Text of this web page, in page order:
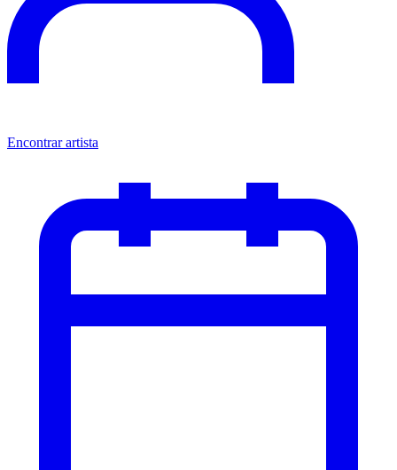
Encontrar artista